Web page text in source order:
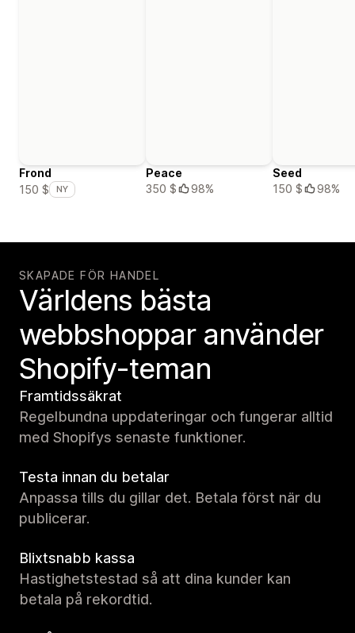
Frond
150 $
NY
Peace
350 $
98%
Seed
150 $
98%
SKAPADE FÖR HANDEL
Världens bästa
webbshoppar använder
Shopify-teman
Framtidssäkrat
Regelbundna uppdateringar och fungerar alltid
med Shopifys senaste funktioner.
Testa innan du betalar
Anpassa tills du gillar det. Betala först när du
publicerar.
Blixtsnabb kassa
Hastighetstestad så att dina kunder kan
betala på rekordtid.